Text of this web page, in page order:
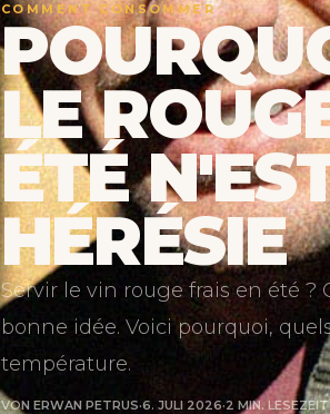
COMMENT CONSOMMER
LE
ÉTÉ
HÉRÉSIE
Servir le vin rouge frais en été ?
bonne idée. Voici pourquoi,
température.
VON ERWAN PETRUS·6. JULI 2026·2 MIN. LESEZEIT